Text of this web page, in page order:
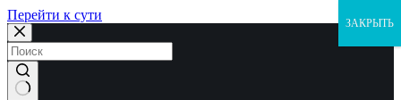
Перейти к сути
ЗАКРЫТЬ